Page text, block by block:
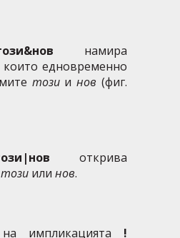
намира
които едновременно
тозиинов(фиг.
открива
този или нов.
импликацията !